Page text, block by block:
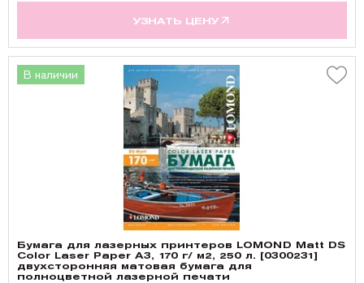
УЗНАТЬ ЦЕНУ
В наличии
Бумага для лазерных принтеров LOMOND Matt DS
Color Laser Paper А3, 170 г/ м2, 250 л. [0300231]
двухсторонняя матовая бумага для
полноцветной лазерной печати